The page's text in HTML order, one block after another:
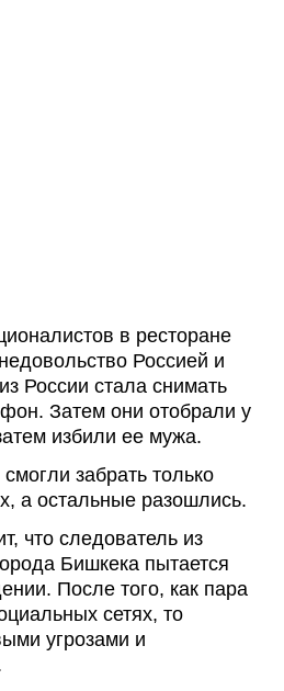
в ресторане
Россией и
России стала снимать
Затем они отобрали у
избили ее мужа.
забрать только
а остальные разошлись.
что следователь из
Бишкека пытается
После того, как пара
сетях, то
угрозами и